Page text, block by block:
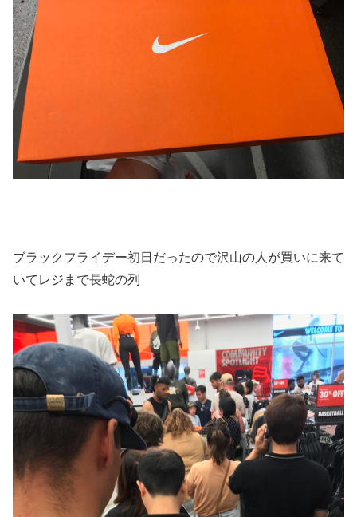
ブラックフライデー初日だったので沢山の人が買いに来て
いてレジまで長蛇の列